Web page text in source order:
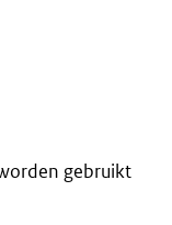
gebruikt